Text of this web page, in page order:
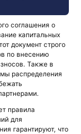
соглашения о
капитальных
документ строго
по внесению
Также в
распределения
правила
для
гарантируют, что